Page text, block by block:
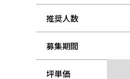
推奨人数
募集期間
坪単価